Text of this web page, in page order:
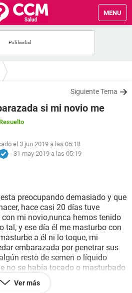
MENU
Siguiente Tema
si mi novio me
el 3 jun 2019 a las 05:18
- 31 may 2019 a las 05:19
preocupando demasiado y que
hace casi 20 días tuve
mi novio,nunca hemos tenido
tal, y ese día él me masturbo con
a él ni lo toque, mi
embarazada por penetrar sus
resto de semen o líquido
no se había tocado o masturbado
y que tenía las manos limpias,
no sé, pudiera tener algún residuo
Ver más